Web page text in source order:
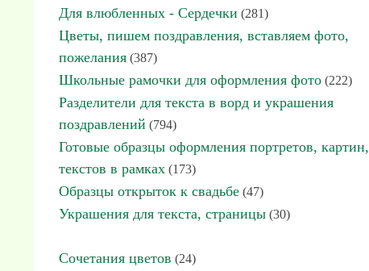
Для влюбленных - Сердечки (281)
Цветы, пишем поздравления, вставляем фото,
пожелания (387)
Школьные рамочки для оформления фото (222)
Разделители для текста в ворд и украшения
поздравлений (794)
Готовые образцы оформления портретов, картин,
текстов в рамках (173)
Образцы открыток к свадьбе (47)
Украшения для текста, страницы (30)
Сочетания цветов (24)